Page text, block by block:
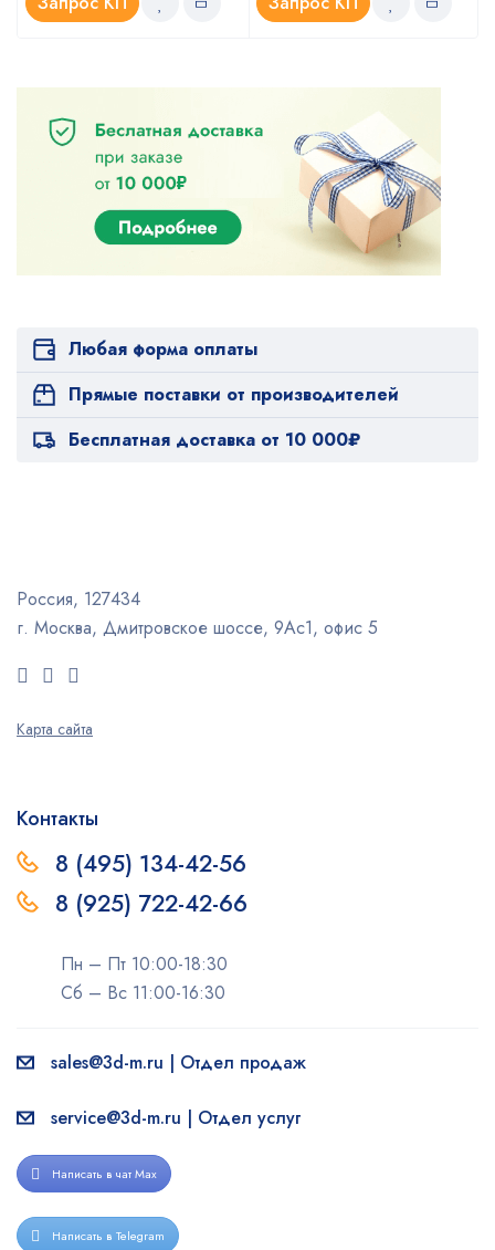
Любая форма оплаты
Прямые поставки от производителей
Бесплатная доставка от 10 000₽
Россия, 127434
г. Москва, Дмитровское шоссе, 9Ас1, офис 5
Карта сайта
Контакты
8 (495) 134-42-56
8 (925) 722-42-66
Пн – Пт 10:00-18:30
Сб – Вс 11:00-16:30
sales@3d-m.ru | Отдел продаж
service@3d-m.ru | Отдел услуг
Написать в чат Max
Написать в Telegram